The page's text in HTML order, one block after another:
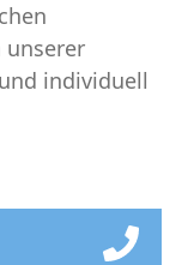
unserer
individuell